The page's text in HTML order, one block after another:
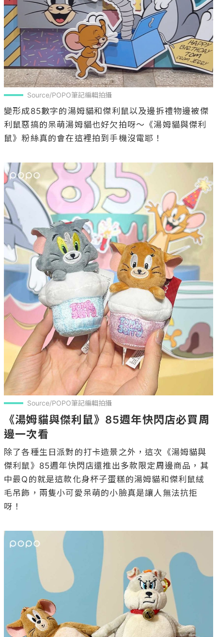
Source/POPO筆記編輯拍攝
變形成85數字的湯姆貓和傑利鼠以及邊拆禮物邊被傑
利鼠惡搞的呆萌湯姆貓也好欠拍呀～《湯姆貓與傑利
鼠》粉絲真的會在這裡拍到手機沒電耶！
Source/POPO筆記編輯拍攝
《湯姆貓與傑利鼠》85週年快閃店必買周
邊一次看
除了各種生日派對的打卡造景之外，這次《湯姆貓與
傑利鼠》85週年快閃店還推出多款限定周邊商品，其
中最Q的就是這款化身杯子蛋糕的湯姆貓和傑利鼠絨
毛吊飾，兩隻小可愛呆萌的小臉真是讓人無法抗拒
呀！